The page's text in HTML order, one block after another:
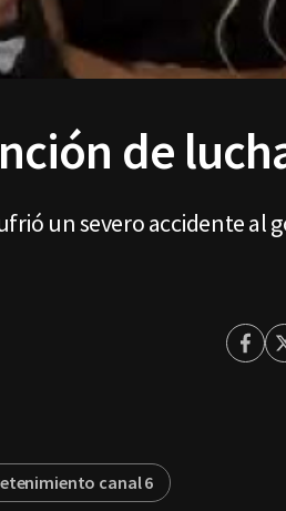
de
un severo accidente al
canal 6